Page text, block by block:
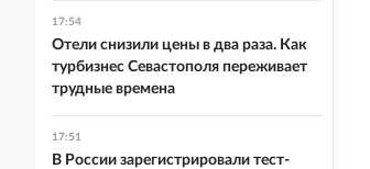
17:54
Отели снизили цены в два раза. Как
турбизнес Севастополя переживает
трудные времена
17:51
В России зарегистрировали тест-